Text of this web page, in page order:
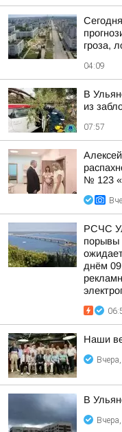
гроза,
04:09
В
из
07:57
№ 123
РСЧС
порывы
днём
Наши
В